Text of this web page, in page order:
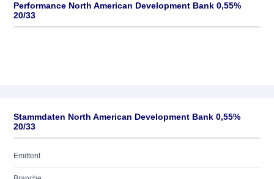
Performance North American Development Bank 0,55%
20/33
Stammdaten North American Development Bank 0,55%
20/33
Emittent